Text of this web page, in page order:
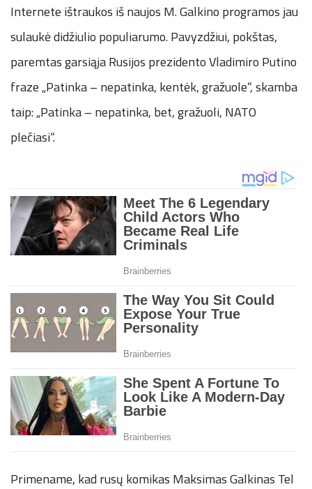
Internete ištraukos iš naujos M. Galkino programos jau
sulaukė didžiulio populiarumo. Pavyzdžiui, pokštas,
paremtas garsiąja Rusijos prezidento Vladimiro Putino
fraze „Patinka – nepatinka, kentėk, gražuole“, skamba
taip: „Patinka – nepatinka, bet, gražuoli, NATO
plečiasi“.
Primename, kad rusų komikas Maksimas Galkinas Tel